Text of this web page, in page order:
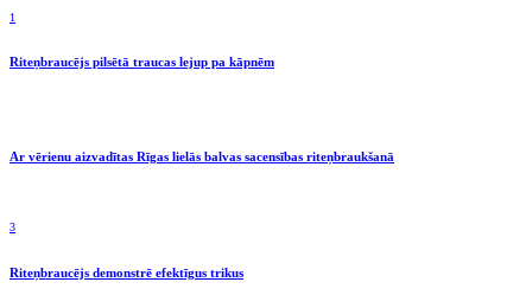
1
Riteņbraucējs pilsētā traucas lejup pa kāpnēm
Ar vērienu aizvadītas Rīgas lielās balvas sacensības riteņbraukšanā
3
Riteņbraucējs demonstrē efektīgus trikus